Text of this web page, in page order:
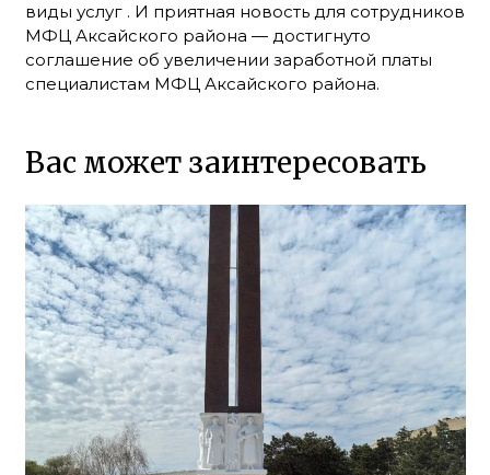
виды услуг . И приятная новость для сотрудников
МФЦ Аксайского района — достигнуто
соглашение об увеличении заработной платы
специалистам МФЦ Аксайского района.
Вас может заинтересовать